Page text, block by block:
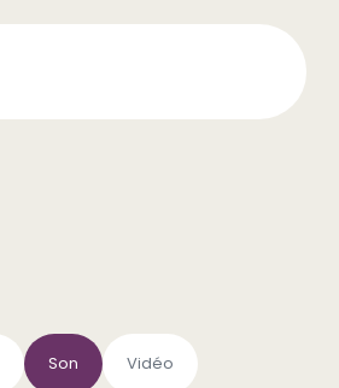
Son Vidéo